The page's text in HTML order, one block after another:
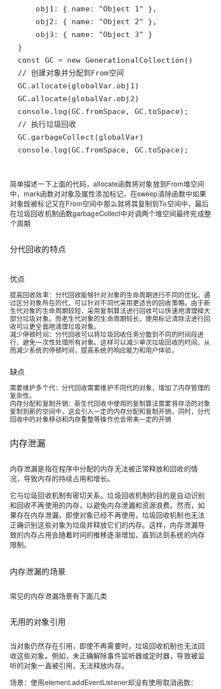
// 执行垃圾回收
console.log(GC.fromSpace, GC.toSpace);
简单描述一下上面的代码，allocate函数将对象放到From堆空间
中，mark函数对对象及属性添加标记，在sweep清除函数中如果
对象既被标记又在From空间中那么就将其复制到To空间中，最后
在垃圾回收机制函数garbageCollect中对调两个堆空间最终完成整
个周期
分代回收的特点
优点
提高回收效率：分代回收能够针对对象的生命周期进行不同的优化。通
过区分对象所在的代，可以针对不同代采用更适合的回收策略。由于新
生代对象的生命周期较短，采用复制算法进行回收可以快速地清理掉大
部分垃圾对象。而老生代对象的生命周期较长，使用标记清除法进行回
收可以更全面地清理垃圾对象。
减少停顿时间：分代回收可以将垃圾回收任务分散到不同的时间段进
行，避免一次性处理所有对象。这样可以减少单次垃圾回收的时间，从
而减少系统的停顿时间，提高系统的响应能力和用户体验。
缺点
需要维护多个代：分代回收需要维护不同代的对象，增加了内存管理的
复杂性。
内存分配和复制开销：新生代回收中使用的复制算法需要将存活的对象
复制到新的空间中，这会引入一定的内存分配和复制开销。同时，分代
回收中的对象移动和内存重整等操作也会带来一定的开销
内存泄漏
内存泄漏是指在程序中分配的内存无法被正常释放和回收的情
况，导致内存的持续占用和增长。
它与垃圾回收机制有密切关系。垃圾回收机制的目的是自动识别
和回收不再使用的内存，以避免内存泄漏和资源浪费。然而，如
果存在内存泄漏，即使对象已经不再使用，垃圾回收机制也无法
正确识别这些对象为垃圾并释放它们的内存。这样，内存泄漏导
致的内存占用会随着时间的推移逐渐增加，直到达到系统的内存
限制。
内存泄漏的场景
常见的内存泄漏场景有下面几类
无用的对象引用
当对象仍然存在引用，即使不再需要时，垃圾回收机制也无法回
收这些对象。例如，未正确解除事件监听器或定时器，导致被监
听的对象一直被引用，无法释放内存。
场景：使用element.addEventListener却没有使用取消函数：